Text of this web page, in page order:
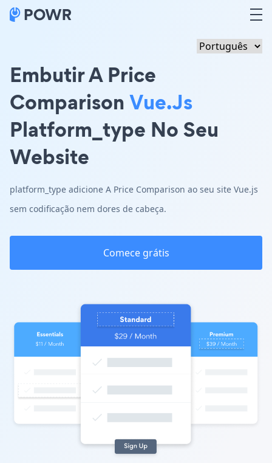
Embutir A Price
ComparisonVue.js
Platform_type No Seu
Website
platform_type adicione A Price Comparison ao seu site Vue.js
sem codificação nem dores de cabeça.
Comece grátis